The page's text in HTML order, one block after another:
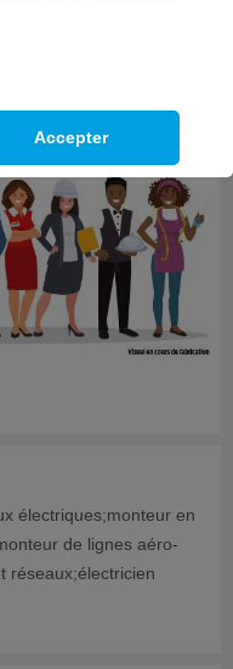
Formation certifiante
électriques;monteur en
de lignes aéro-
réseaux;électricien
Accepter